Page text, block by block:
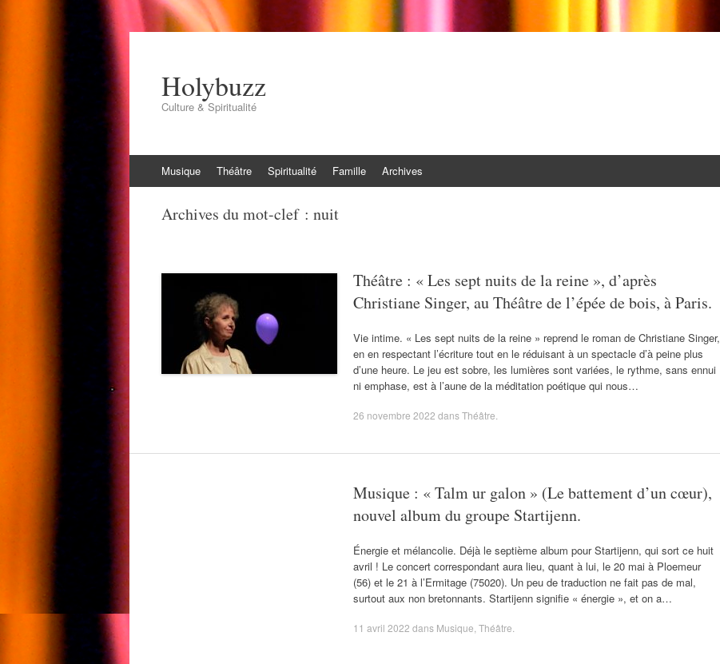
Holybuzz
Culture & Spiritualité
au
Musique Théâtre Spiritualité Famille Archives
Archives du mot-clef : nuit
Théâtre : « Les sept nuits de la reine », d’après
Christiane Singer, au Théâtre de l’épée de bois, à Paris.
Vie intime. « Les sept nuits de la reine » reprend le roman de Christiane Singer,
en en respectant l’écriture tout en le réduisant à un spectacle d’à peine plus
d’une heure. Le jeu est sobre, les lumières sont variées, le rythme, sans ennui
ni emphase, est à l’aune de la méditation poétique qui nous…
26 novembre 2022 dansThéâtre
Musique : « Talm ur galon » (Le battement d’un cœur),
nouvel album du groupe Startijenn.
Énergie et mélancolie. Déjà le septième album pour Startijenn, qui sort ce huit
avril ! Le concert correspondant aura lieu, quant à lui, le 20 mai à Ploemeur
(56) et le 21 à l’Ermitage (75020). Un peu de traduction ne fait pas de mal,
surtout aux non bretonnants. Startijenn signifie « énergie », et on a…
11 avril 2022 dans Musique Théâtre